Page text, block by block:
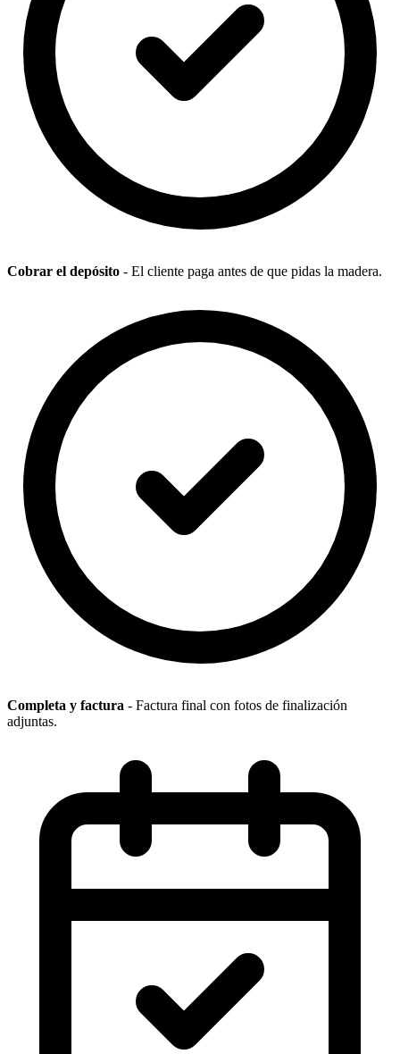
Cobrar el depósito - El cliente paga antes de que pidas la madera.
Completa y factura - Factura final con fotos de finalización
adjuntas.